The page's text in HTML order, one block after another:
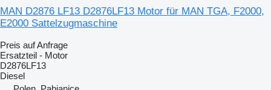
MAN D2876 LF13 D2876LF13 Motor für MAN TGA, F2000,
E2000 Sattelzugmaschine
Preis auf Anfrage
Ersatzteil - Motor
D2876LF13
Diesel